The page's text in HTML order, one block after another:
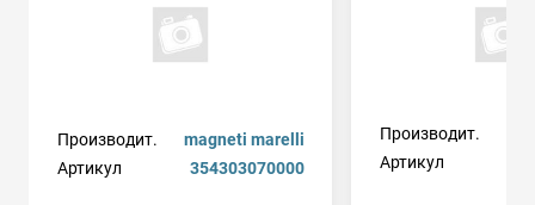
Производит.
magneti marelli
Артикул
354303070000
Производит.
Артикул